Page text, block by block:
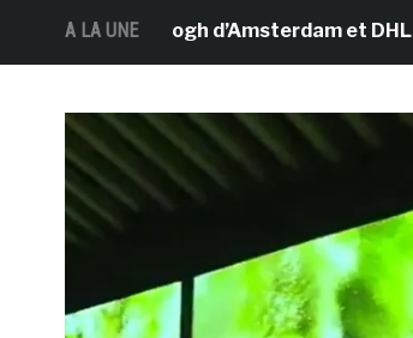
A LA UNE
Van Gogh d’Amsterdam et DHL